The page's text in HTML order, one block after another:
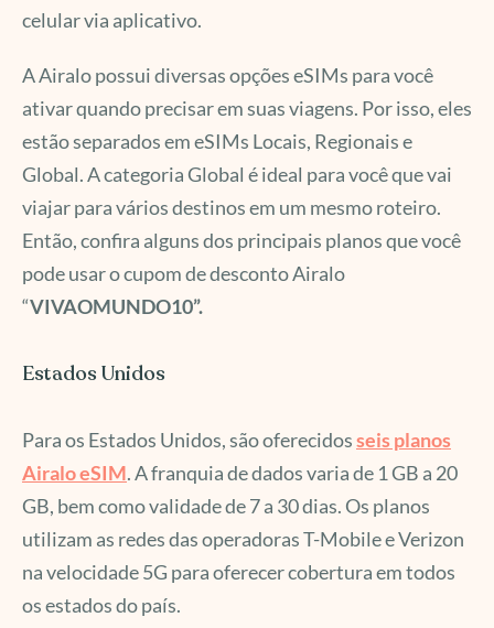
celular via aplicativo.
A Airalo possui diversas opções eSIMs para você
ativar quando precisar em suas viagens. Por isso, eles
estão separados em eSIMs Locais, Regionais e
Global. A categoria Global é ideal para você que vai
viajar para vários destinos em um mesmo roteiro.
Então, confira alguns dos principais planos que você
pode usar o cupom de desconto Airalo
“VIVAOMUNDO10”.
Estados Unidos
Para os Estados Unidos, são oferecidosseis planos
Airalo eSIM. A franquia de dados varia de 1 GB a 20
GB, bem como validade de 7 a 30 dias. Os planos
utilizam as redes das operadoras T-Mobile e Verizon
na velocidade 5G para oferecer cobertura em todos
os estados do país.